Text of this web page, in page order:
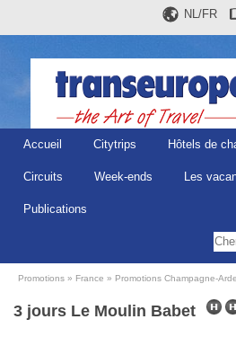
NL/FR
Accueil Citytrips Hôtels de
Circuits Week-ends Les
Publications
Promotions France Promotions Champagne-
3 jours Le Moulin Babet